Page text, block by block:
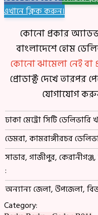
এখানে ক্লিক করুন।
কোনো প্রকার
বাংলাদেশে হোম
কোনো ঝামেলা নেই বা
প্রোডাক্ট দেখে তারপর
যোগাযোগ
ঢাকা মেট্রো সিটি ডেলিভারি
ডেমরা, কামরাঙ্গীরচর
সাভার, গাজীপুর,
:
অন্যান্য জেলা, উপজেলা,
Category: